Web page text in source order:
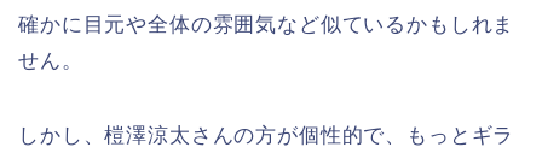
確かに目元や全体の雰囲気など似ているかもしれま
せん。
しかし、榿澤涼太さんの方が個性的で、もっとギラ